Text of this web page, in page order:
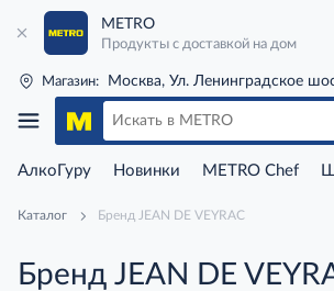
METRO
Продукты с доставкой на дом
Магазин: Москва, Ул. Ленинградское
АлкоГуру Новинки METRO Chef
Каталог Бренд JEAN DE VEYRAC
Бренд JEAN DE